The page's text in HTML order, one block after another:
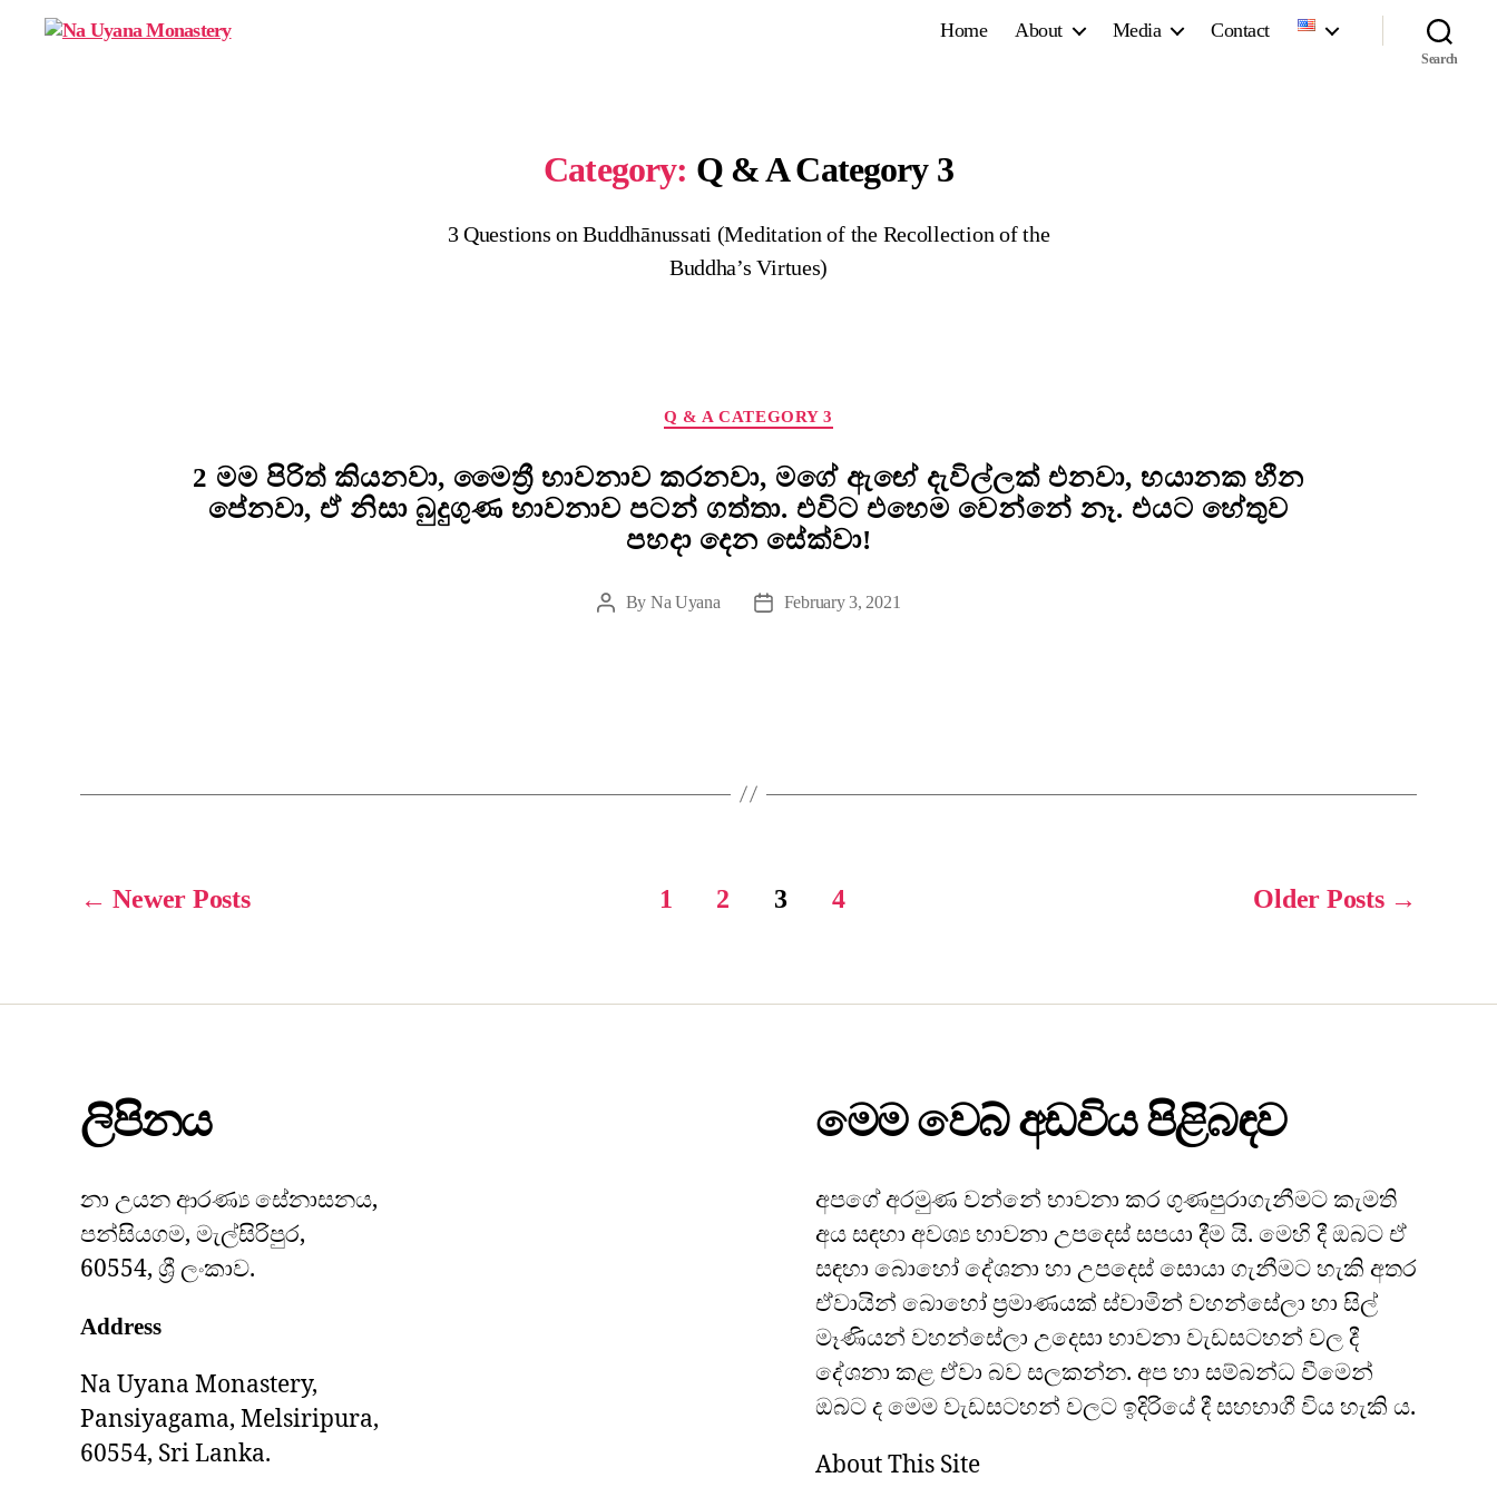
Home About Media Contact
Search
Category: Q & A Category 3
3 Questions on Buddhānussati (Meditation of the Recollection of the
Buddha’s Virtues)
Categories
Q & A CATEGORY 3
2 මම පිරිත් කියනවා, මෛත්‍රී භාවනාව කරනවා, මගේ ඇඟේ දැවිල්ලක් එනවා, භයානක හීන
පේනවා, ඒ නිසා බුදුගුණ භාවනාව පටන් ගත්තා. එවිට එහෙම වෙන්නේ නෑ. එයට හේතුව
පහදා දෙන සේක්වා!
PostBy Na Uyana
PostFebruary 3, 2021
Posts
← Newer Posts 1 2 3 4 Older Posts →
ලිපිනය
නා උයන ආරණ්‍ය සේනාසනය,
පන්සියගම, මැල්සිරිපුර,
60554, ශ්‍රී ලංකාව.
Address
Na Uyana Monastery,
Pansiyagama, Melsiripura,
60554, Sri Lanka.
මෙම වෙබ් අඩවිය පිළිබඳව
අපගේ අරමුණ වන්නේ භාවනා කර ගුණපුරාගැනීමට කැමති
අය සඳහා අවශ්‍ය භාවනා උපදෙස් සපයා දීම යි. මෙහි දී ඔබට ඒ
සඳහා බොහෝ දේශනා හා උපදෙස් සොයා ගැනීමට හැකි අතර
ඒවායින් බොහෝ ප්‍රමාණයක් ස්වාමින් වහන්සේලා හා සිල්
මෑණියන් වහන්සේලා උදෙසා භාවනා වැඩසටහන් වල දී
දේශනා කළ ඒවා බව සලකන්න. අප හා සම්බන්ධ වීමෙන්
ඔබට ද මෙම වැඩසටහන් වලට ඉදිරියේ දී සහභාගී විය හැකි ය.
About This Site